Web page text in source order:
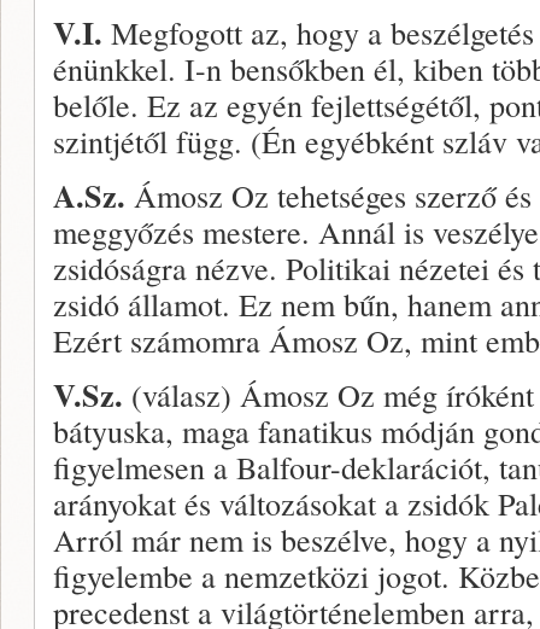
V.I. Megfogott az, hogy a
énünkkel. I-n bensőkben él, kiben
belőle. Ez az egyén fejlettségétől,
szintjétől függ. (Én egyébként szláv
A.Sz. Ámosz Oz tehetséges szerző
meggyőzés mestere. Annál is
zsidóságra nézve. Politikai nézetei és
zsidó államot. Ez nem bűn, hanem
Ezért számomra Ámosz Oz, mint
V.Sz. (válasz) Ámosz Oz még
bátyuska, maga fanatikus módján
figyelmesen a Balfour-deklarációt,
arányokat és változásokat a zsidók
Arról már nem is beszélve, hogy a
figyelembe a nemzetközi jogot.
precedenst a világtörténelemben